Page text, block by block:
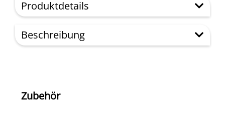
Produktdetails
Beschreibung
Zubehör